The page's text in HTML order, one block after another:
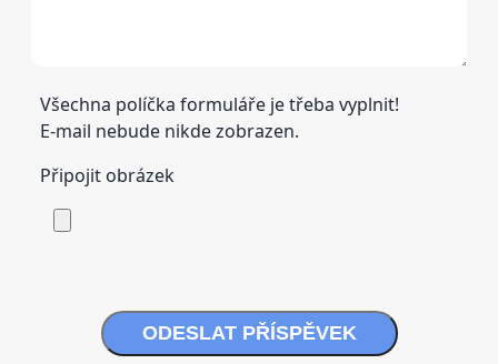
Všechna políčka formuláře je třeba vyplnit!
E-mail nebude nikde zobrazen.
Připojit obrázek
ODESLAT PŘÍSPĚVEK